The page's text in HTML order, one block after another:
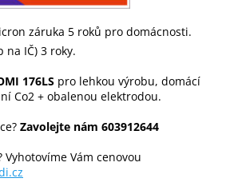
záruka 5 roků pro domácnosti.
na IČ) 3 roky.
176LS pro lehkou výrobu, domácí
Co2 + obalenou elektrodou.
Zavolejte nám 603912644
Vyhotovíme Vám cenovou